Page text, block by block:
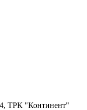
ТРК "Континент"